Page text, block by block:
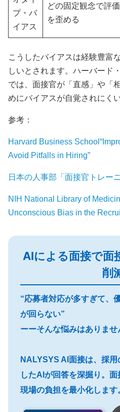
プ・バ
イアス
どの固定観念で評価
を歪める
こうしたバイアスは経験豊富
しいとされます。ハーバード
では、面接官が「直感」や「
めにバイアスが自覚されにく
参考：
Harvard Business
Avoid Pitfalls in Hiring”
日本の人事部「面接官トレー
NIH National Library of
Unconscious Bias in the
AIによる面接で面
削
“応募者対応が多すぎて、
が回らない”
ーーそんな悩みはありませ
NALYSYS AI面接は、採
したAIが回答を深掘り。面
現場の負担を最小化します